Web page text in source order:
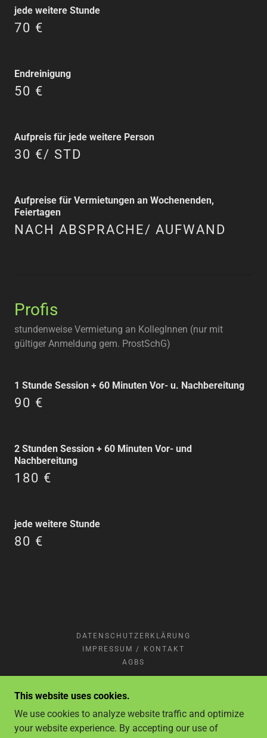
jede weitere Stunde
70 €
Endreinigung
50 €
Aufpreis für jede weitere Person
30 €/ STD
Aufpreise für Vermietungen an Wochenenden,
Feiertagen
NACH ABSPRACHE/ AUFWAND
Profis
stundenweise Vermietung an KollegInnen (nur mit
gültiger Anmeldung gem. ProstSchG)
1 Stunde Session + 60 Minuten Vor- u. Nachbereitung
90 €
2 Stunden Session + 60 Minuten Vor- und
Nachbereitung
180 €
jede weitere Stunde
80 €
DATENSCHUTZERKLÄRUNG
IMPRESSUM / KONTAKT
AGBS
DOMINA LADY SUSAN
DRONTHEIMER STRASSE 4, 13359 BERLIN (
C/O STUDIO S)
This website uses cookies.
We use cookies to analyze website traffic and optimize
your website experience. By accepting our use of